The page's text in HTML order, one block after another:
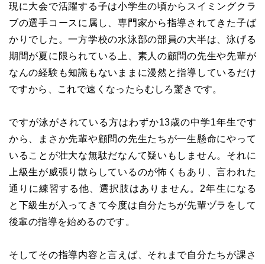
現に大会で活躍する子は小学生の頃からスイミングクラ
ブの選手コースに属し、専門家から指導されてきた子ば
かりでした。一方学校の水泳部の部員の大半は、泳げる
期間が夏に限られている上、素人の顧問の先生や先輩が
なんの経験も知識もないままに漫然と指導しているだけ
ですから、これで速くなったらむしろ驚きです。
ですが泳がされている方はわずか13歳の中学1年生です
から、まさか先輩や顧問の先生たちが一生懸命にやって
いることが壮大な無駄だなんて疑いもしません。それに
上級生が威張り散らしているのが怖くもあり、言われた
通りに練習する他、選択肢はありません。2年生になる
と下級生が入ってきて今度は自分たちが先輩ヅラをして
後輩の指導を始めるのです。
そしてその指導内容と言えば、それまで自分たちが課さ